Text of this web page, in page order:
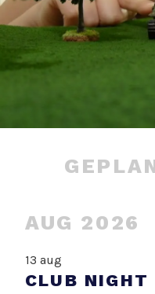
AUG 2026
13 aug
CLUB NIGHT